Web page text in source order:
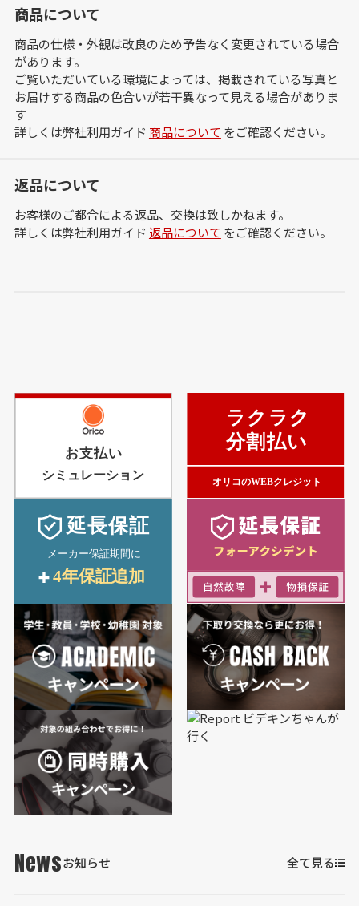
商品について
商品の仕様・外観は改良のため予告なく変更されている場合
があります。
ご覧いただいている環境によっては、掲載されている写真と
お届けする商品の色合いが若干異なって見える場合がありま
す
詳しくは弊社利用ガイド 商品について をご確認ください。
返品について
お客様のご都合による返品、交換は致しかねます。
詳しくは弊社利用ガイド 返品について をご確認ください。
Newsお知らせ 全て見る